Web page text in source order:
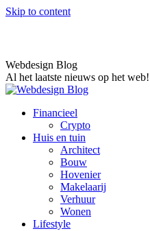
Skip to content
Webdesign Blog
Al het laatste nieuws op het web!
Financieel
Crypto
Huis en tuin
Architect
Bouw
Hovenier
Makelaarij
Verhuur
Wonen
Lifestyle